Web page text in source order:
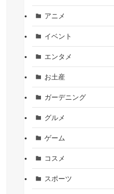
アニメ
イベント
エンタメ
お土産
ガーデニング
グルメ
ゲーム
コスメ
スポーツ